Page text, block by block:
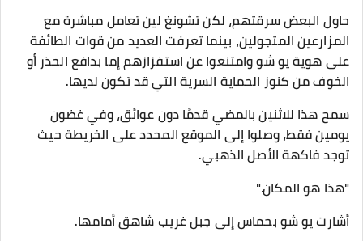
حاول البعض سرقتهم، لكن تشونغ لين تعامل مباشرة مع
المزارعين المتجولين، بينما تعرفت العديد من قوات الطائفة
على هوية يو شو وامتنعوا عن استفزازهم إما بدافع الحذر أو
الخوف من كنوز الحماية السرية التي قد تكون لديها.
سمح هذا للاثنين بالمضي قدمًا دون عوائق، وفي غضون
يومين فقط، وصلوا إلى الموقع المحدد على الخريطة حيث
توجد فاكهة الأصل الذهبي.
"هذا هو المكان."
أشارت يو شو بحماس إلى جبل غريب شاهق أمامها.